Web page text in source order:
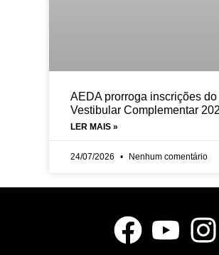
AEDA prorroga inscrições do
Vestibular Complementar
LER MAIS »
24/07/2026 Nenhum comentário